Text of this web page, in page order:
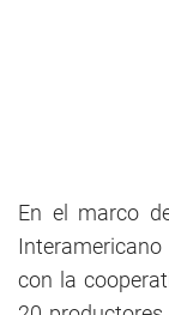
En el marco
con la